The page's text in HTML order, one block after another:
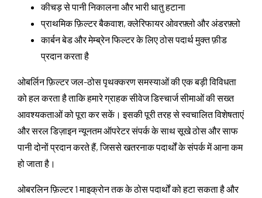
कीचड़ से पानी निकालना और भारी धातु हटाना
प्राथमिक फ़िल्टर बैकवाश, क्लेरिफायर ओवरफ़्लो और अंडरफ़्लो
कार्बन बेड और मेम्ब्रेन फिल्टर के लिए ठोस पदार्थ मुक्त फ़ीड
प्रदान करता है
ओबर्लिन फ़िल्टर जल-ठोस पृथक्करण समस्याओं की एक बड़ी विविधता
को हल करता है ताकि हमारे ग्राहक सीवेज डिस्चार्ज सीमाओं की सख्त
आवश्यकताओं को पूरा कर सकें। इसकी पूरी तरह से स्वचालित विशेषताएं
और सरल डिज़ाइन न्यूनतम ऑपरेटर संपर्क के साथ सूखे ठोस और साफ
पानी दोनों प्रदान करते हैं, जिससे खतरनाक पदार्थों के संपर्क में आना कम
हो जाता है।
ओबरलिन फ़िल्टर 1 माइक्रोन तक के ठोस पदार्थों को हटा सकता है और